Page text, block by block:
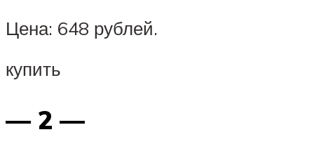
Цена: 648 рублей.
купить
— 2 —